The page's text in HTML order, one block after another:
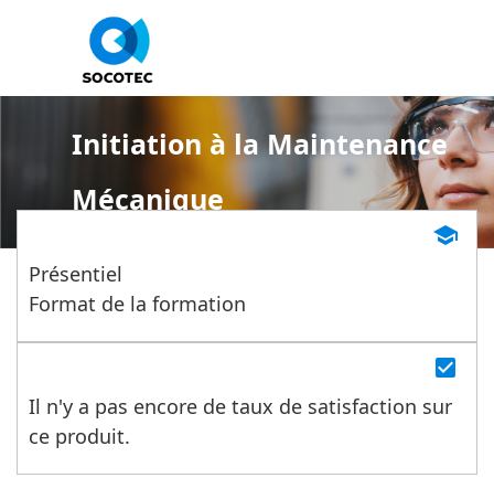
Initiation à la Maintenance
Mécanique
Présentiel
Format de la formation
school
Il n'y a pas encore de taux de satisfaction sur
ce produit.
check_box